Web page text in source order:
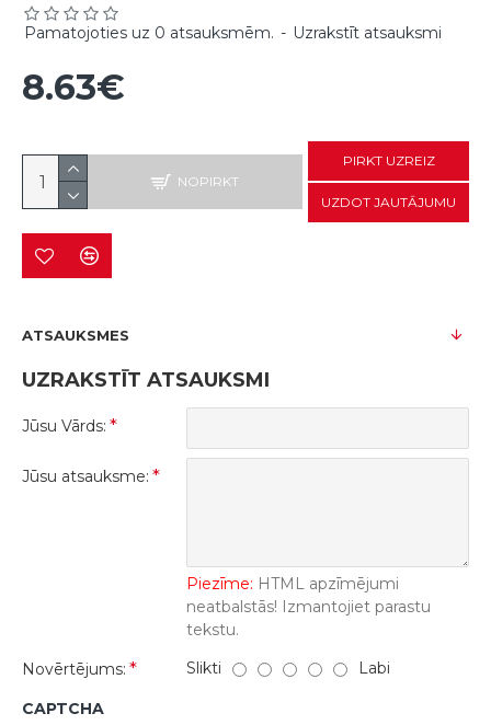
Pamatojoties uz 0 atsauksmēm. - Uzrakstīt atsauksmi
8.63€
NOPIRKT
PIRKT UZREIZ
UZDOT JAUTĀJUMU
ATSAUKSMES
UZRAKSTĪT ATSAUKSMI
Jūsu Vārds:
Jūsu atsauksme:
Piezīme: HTML apzīmējumi
neatbalstās! Izmantojiet parastu
tekstu.
Novērtējums:
Slikti Labi
CAPTCHA